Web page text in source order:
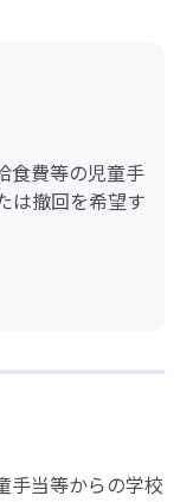
食費等の児童手
は撤回を希望す
手当等からの学校